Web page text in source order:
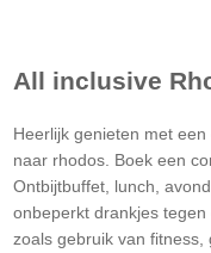
All inclusive
Heerlijk genieten met
naar rhodos. Boek een
Ontbijtbuffet, lunch,
onbeperkt drankjes
zoals gebruik van fitness,